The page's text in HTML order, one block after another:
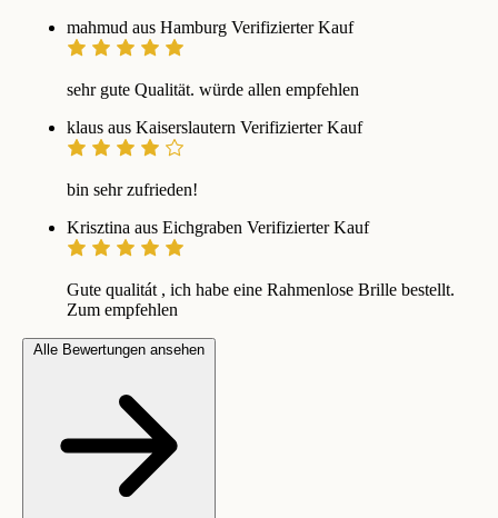
mahmud aus Hamburg Verifizierter Kauf
sehr gute Qualität. würde allen empfehlen
klaus aus Kaiserslautern Verifizierter Kauf
bin sehr zufrieden!
Krisztina aus Eichgraben Verifizierter Kauf
Gute qualitát , ich habe eine Rahmenlose Brille bestellt.
Zum empfehlen
Alle Bewertungen ansehen